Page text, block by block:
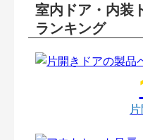
室内ドア・内装
ランキング